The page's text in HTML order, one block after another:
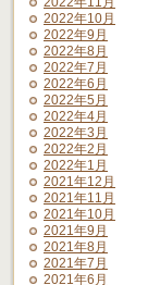
2022年10月
2022年9月
2022年8月
2022年7月
2022年6月
2022年5月
2022年4月
2022年3月
2022年2月
2022年1月
2021年12月
2021年11月
2021年10月
2021年9月
2021年8月
2021年7月
2021年6月